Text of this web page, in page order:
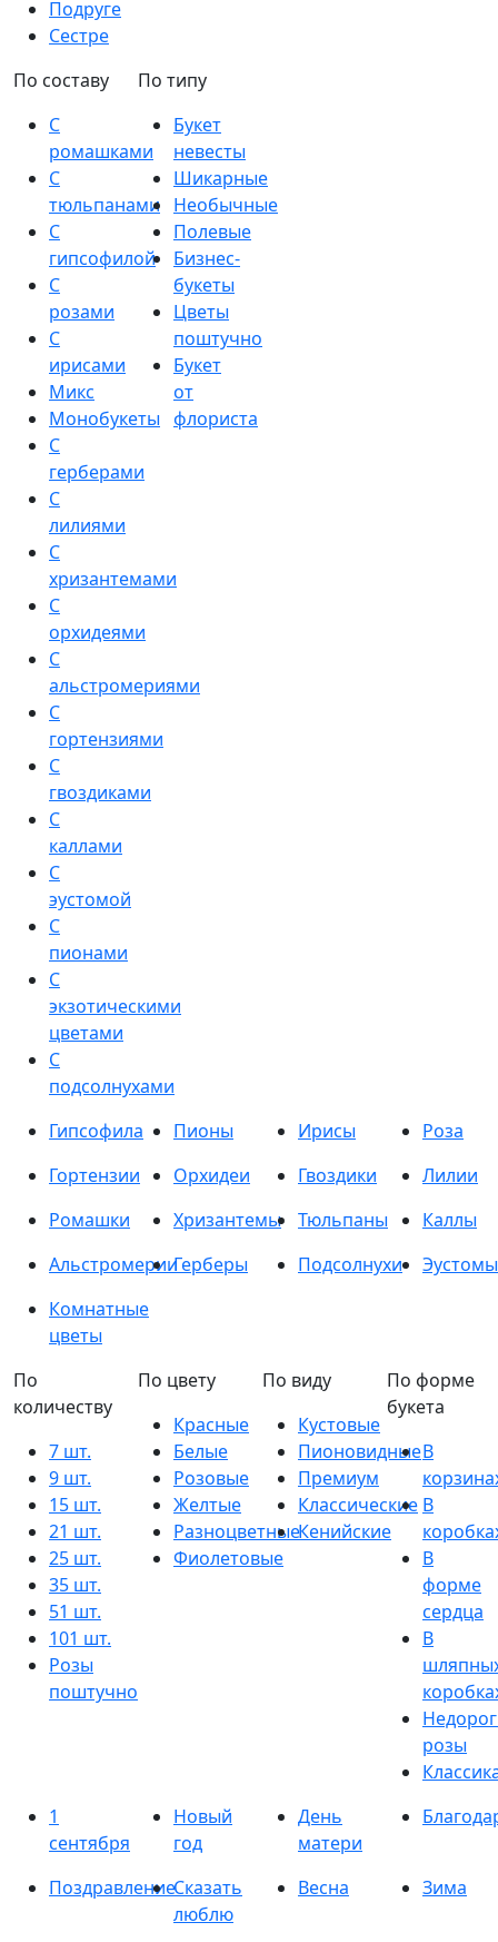
Подруге
Сестре
По составу
С
ромашками
С
тюльпанами
С
гипсофилой
С
розами
С
ирисами
Микс
Монобукеты
С
герберами
С
лилиями
С
хризантемами
С
орхидеями
С
альстромериями
С
гортензиями
С
гвоздиками
С
каллами
С
эустомой
С
пионами
С
экзотическими
цветами
С
подсолнухами
По типу
Букет
невесты
Шикарные
Необычные
Полевые
Бизнес-
букеты
Цветы
поштучно
Букет
от
флориста
Гипсофила Пионы Ирисы
Роза
Гортензии
Орхидеи Гвоздики
Лилии
Ромашки
Хризантемы Тюльпаны
Каллы
АльстромерииГерберы Подсолнухи
Эустомы
Комнатные
цветы
По
количеству
7 шт.
9 шт.
15 шт.
21 шт.
25 шт.
35 шт.
51 шт.
101 шт.
Розы
поштучно
По цвету
Красные
Белые
Розовые
Желтые
Разноцветные
Фиолетовые
По виду
Кустовые
Пионовидные
Премиум
Классические
Кенийские
По форме
букета
В
В
В
форме
сердца
В
розы
1
сентября
Новый
год
День
матери
ПоздравлениеСказать
люблю
Весна Зима